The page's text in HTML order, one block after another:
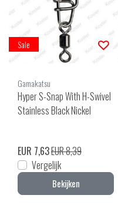
Sale
Gamakatsu
Hyper S-Snap With H-Swivel
Stainless Black Nickel
EUR 7,63EUR 8,39
Vergelijk
Bekijken